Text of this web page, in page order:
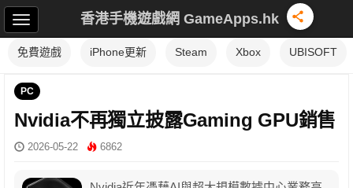
香港手機遊戲網 GameApps.hk
免費遊戲 iPhone更新 Steam Xbox UBISOFT
PC
Nvidia不再獨立披露Gaming GPU銷售
2026-05-22 6862